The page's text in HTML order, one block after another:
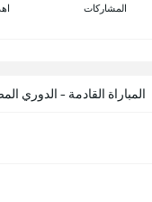
المشاركات
المباراة القادمة - الدوري